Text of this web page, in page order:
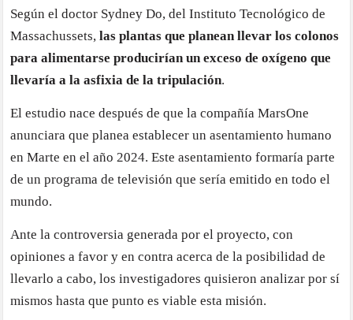
Según el doctor Sydney Do, del Instituto Tecnológico de
Massachussets,las plantas que planean llevar los colonos
para alimentarse producirían un exceso de oxígeno que
llevaría a la asfixia de la tripulación.
El estudio nace después de que la compañía MarsOne
anunciara que planea establecer un asentamiento humano
en Marte en el año 2024. Este asentamiento formaría parte
de un programa de televisión que sería emitido en todo el
mundo.
Ante la controversia generada por el proyecto, con
opiniones a favor y en contra acerca de la posibilidad de
llevarlo a cabo, los investigadores quisieron analizar por sí
mismos hasta que punto es viable esta misión.